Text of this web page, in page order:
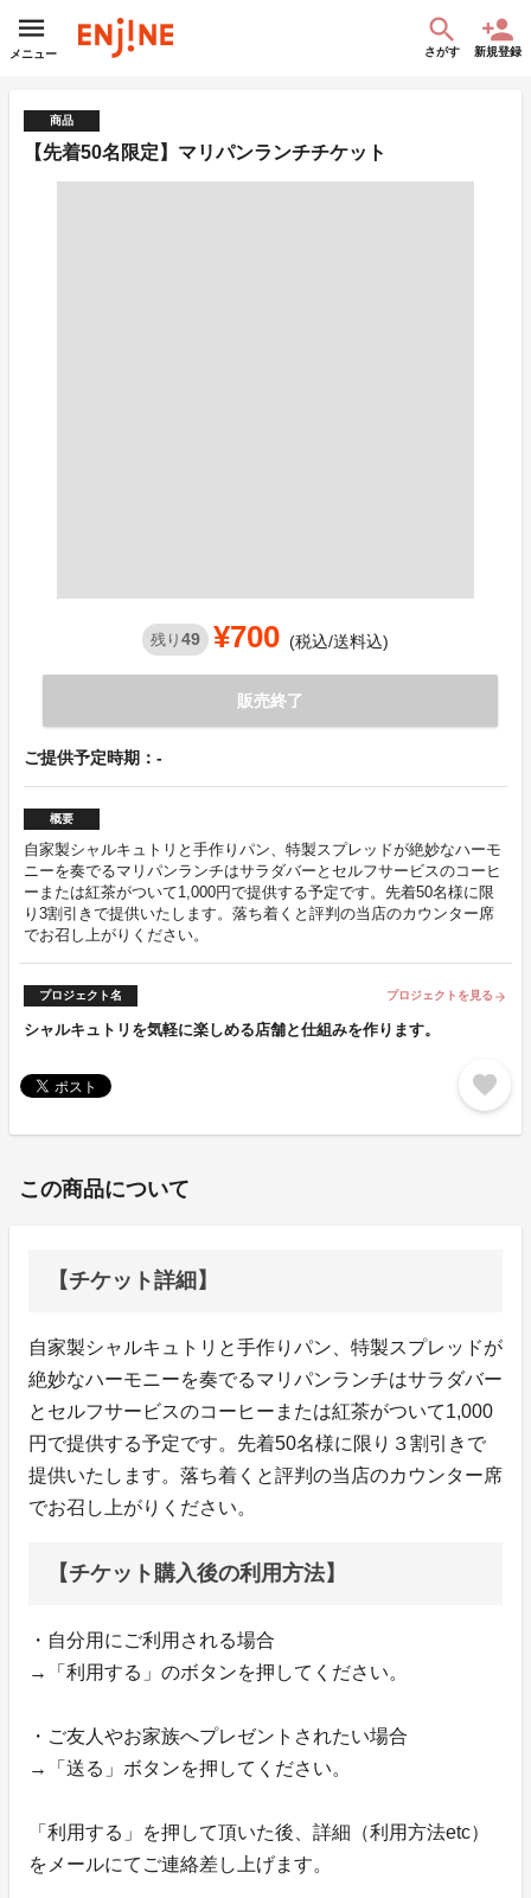
メニュー さがす 新規登録
商品
【先着50名限定】マリパンランチチケット
残り 49 ¥700 (税込/送料込)
販売終了
ご提供予定時期：-
概要
自家製シャルキュトリと手作りパン、特製スプレッドが絶妙なハーモ
ニーを奏でるマリパンランチはサラダバーとセルフサービスのコーヒ
ーまたは紅茶がついて1,000円で提供する予定です。先着50名様に限
り3割引きで提供いたします。落ち着くと評判の当店のカウンター席
でお召し上がりください。
プロジェクト名 プロジェクトを見る arrow_forward
シャルキュトリを気軽に楽しめる店舗と仕組みを作ります。
favorite
この商品について
【チケット詳細】
自家製シャルキュトリと手作りパン、特製スプレッドが
絶妙なハーモニーを奏でるマリパンランチはサラダバー
とセルフサービスのコーヒーまたは紅茶がついて1,000
円で提供する予定です。先着50名様に限り３割引きで
提供いたします。落ち着くと評判の当店のカウンター席
でお召し上がりください。
【チケット購入後の利用方法】
・自分用にご利用される場合
→「利用する」のボタンを押してください。
・ご友人やお家族へプレゼントされたい場合
→「送る」ボタンを押してください。
「利用する」を押して頂いた後、詳細（利用方法etc）
をメールにてご連絡差し上げます。